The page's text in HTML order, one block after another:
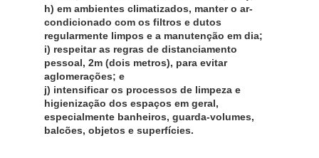
h) em ambientes climatizados, manter o ar-
condicionado com os filtros e dutos
regularmente limpos e a manutenção em dia;
i) respeitar as regras de distanciamento
pessoal, 2m (dois metros), para evitar
aglomerações; e
j) intensificar os processos de limpeza e
higienização dos espaços em geral,
especialmente banheiros, guarda-volumes,
balcões, objetos e superfícies.